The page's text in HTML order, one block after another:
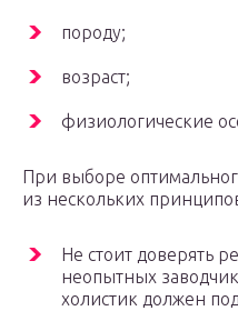
породу;
возраст;
физиологические
При выборе
из нескольких
Не стоит доверять
неопытных
холистик должен